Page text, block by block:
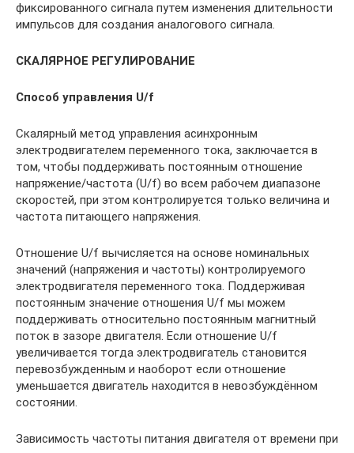
фиксированного сигнала путем изменения длительности
импульсов для создания аналогового сигнала.
СКАЛЯРНОЕ РЕГУЛИРОВАНИЕ
Способ управления U/f
Скалярный метод управления асинхронным
электродвигателем переменного тока, заключается в
том, чтобы поддерживать постоянным отношение
напряжение/частота (U/f) во всем рабочем диапазоне
скоростей, при этом контролируется только величина и
частота питающего напряжения.
Отношение U/f вычисляется на основе номинальных
значений (напряжения и частоты) контролируемого
электродвигателя переменного тока. Поддерживая
постоянным значение отношения U/f мы можем
поддерживать относительно постоянным магнитный
поток в зазоре двигателя. Если отношение U/f
увеличивается тогда электродвигатель становится
перевозбужденным и наоборот если отношение
уменьшается двигатель находится в невозбуждённом
состоянии.
Зависимость частоты питания двигателя от времени при